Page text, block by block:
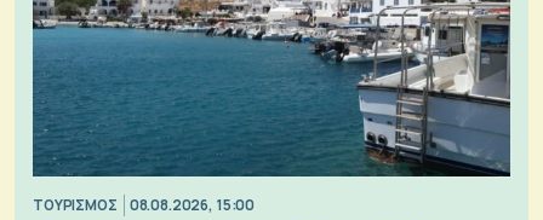
ΤΟΥΡΙΣΜΟΣ 08.08.2026, 15:00